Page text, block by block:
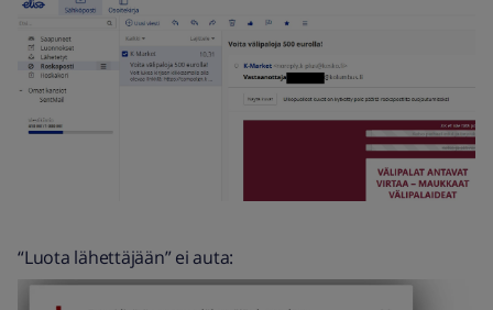
“Luota lähettäjään” ei auta: